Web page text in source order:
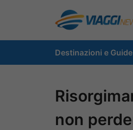
contenuto
Destinazioni e
non